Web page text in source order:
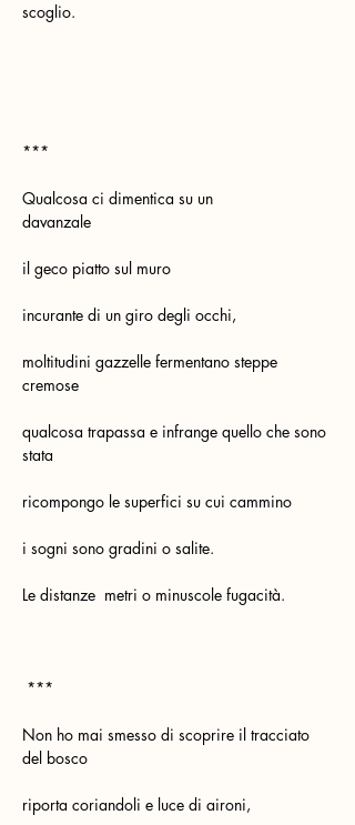
scoglio.
***
Qualcosa ci dimentica su un
davanzale
il geco piatto sul muro
incurante di un giro degli occhi,
moltitudini gazzelle fermentano steppe
cremose
qualcosa trapassa e infrange quello che sono
stata
ricompongo le superfici su cui cammino
i sogni sono gradini o salite.
Le distanze  metri o minuscole fugacità.
***
Non ho mai smesso di scoprire il tracciato
del bosco
riporta coriandoli e luce di aironi,